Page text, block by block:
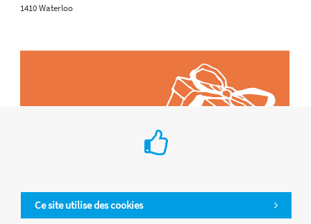
Ce site utilise des cookies
1410 Waterloo